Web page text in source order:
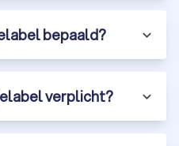
bepaald?
verplicht?